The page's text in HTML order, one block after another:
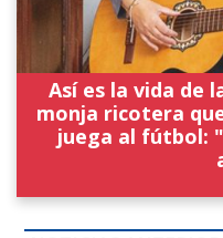
Así es la vida de
monja ricotera
juega al fútbol: